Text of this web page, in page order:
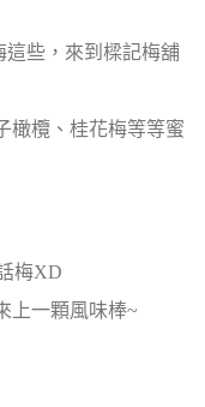
這些，來到樑記梅舖
橄欖、桂花梅等等蜜
梅XD
上一顆風味棒~